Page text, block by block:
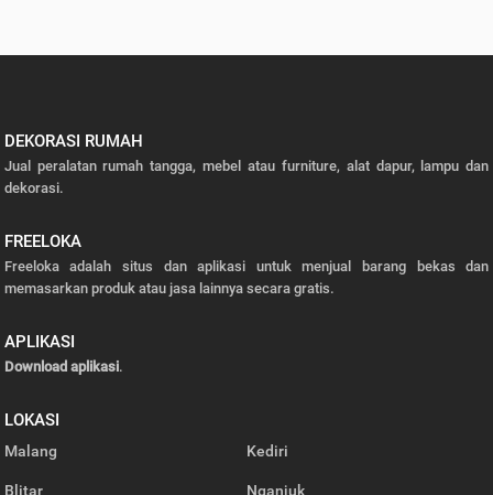
DEKORASI RUMAH
Jual peralatan rumah tangga, mebel atau furniture, alat dapur, lampu dan
dekorasi.
FREELOKA
Freeloka adalah situs dan aplikasi untuk menjual barang bekas dan
memasarkan produk atau jasa lainnya secara gratis.
APLIKASI
Download aplikasi.
LOKASI
Malang Kediri
Blitar Nganjuk